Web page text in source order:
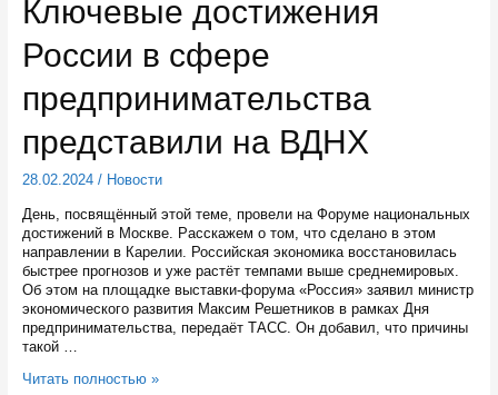
представлено
205
карельских
площадок
размещения
Ключевые достижения
России в сфере
предпринимательства
представили на ВДНХ
28.02.2024/ Новости
День, посвящённый этой теме, провели на Форуме национальных
достижений в Москве. Расскажем о том, что сделано в этом
направлении в Карелии. Российская экономика восстановилась
быстрее прогнозов и уже растёт темпами выше среднемировых.
Об этом на площадке выставки-форума «Россия» заявил министр
экономического развития Максим Решетников в рамках Дня
предпринимательства, передаёт ТАСС. Он добавил, что причины
такой …
Ключевые
Читать полностью »